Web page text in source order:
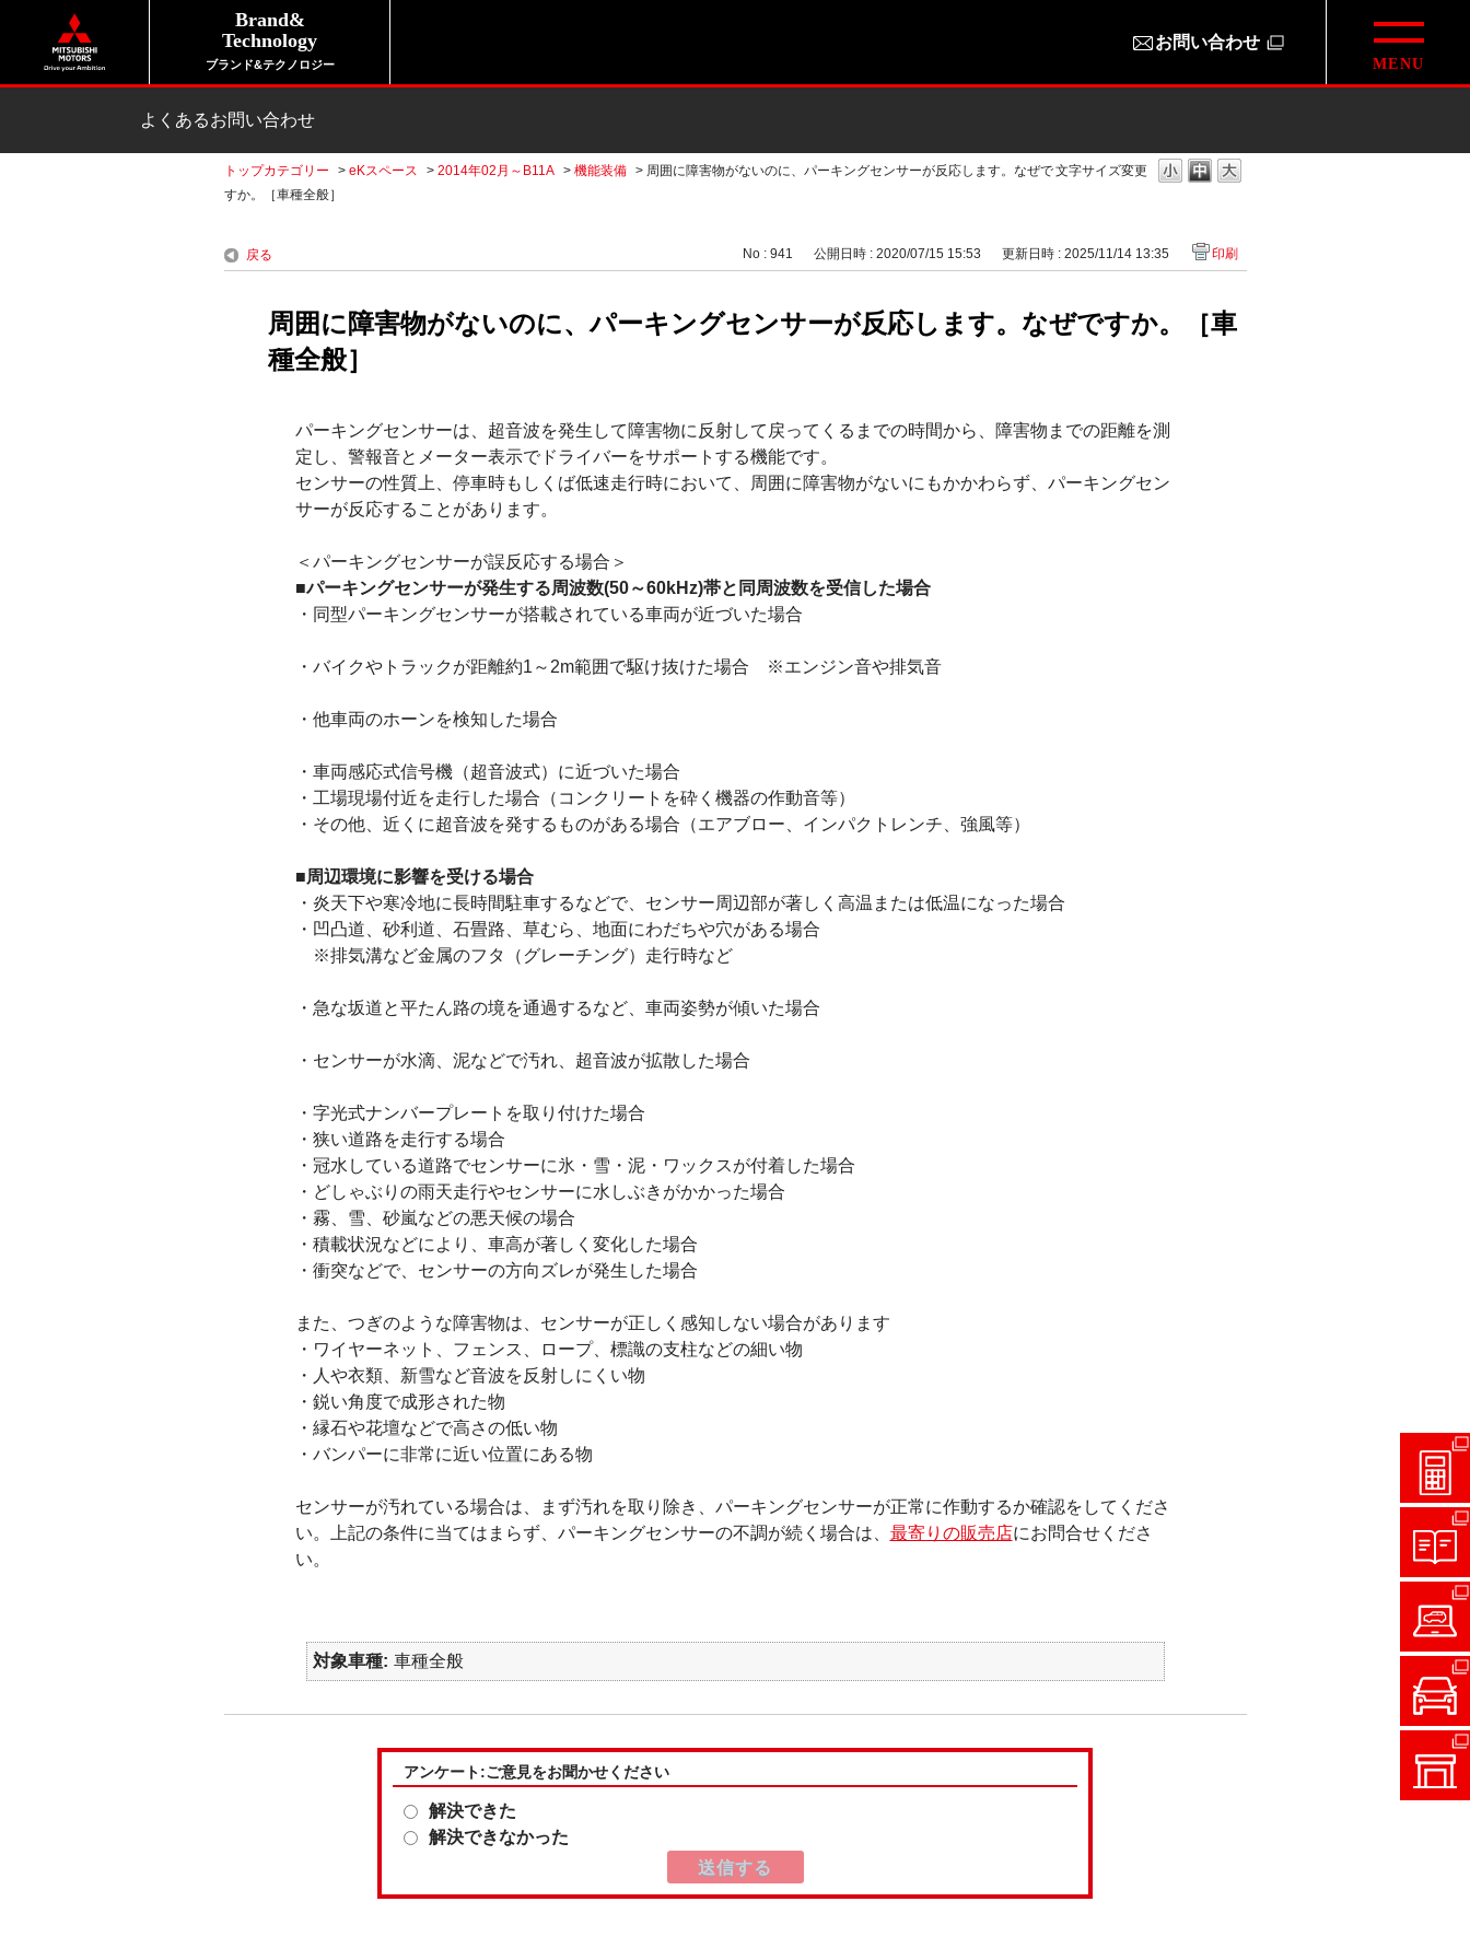
Brand&
Technology
ブランド&テクノロジー
お問い合わせ
よくあるお問い合わせ
文字サイズ変更
トップカテゴリー > eKスペース > 2014年02月～B11A > 機能装備 > 周囲に障害物がないのに、パーキングセンサーが反応します。なぜで
すか。［車種全般］
戻る No : 941 公開日時 : 2020/07/15 15:53 更新日時 : 2025/11/14 13:35 印刷
周囲に障害物がないのに、パーキングセンサーが反応します。なぜですか。［車
種全般］
パーキングセンサーは、超音波を発生して障害物に反射して戻ってくるまでの時間から、障害物までの距離を測
定し、警報音とメーター表示でドライバーをサポートする機能です。
センサーの性質上、停車時もしくば低速走行時において、周囲に障害物がないにもかかわらず、パーキングセン
サーが反応することがあります。
＜パーキングセンサーが誤反応する場合＞
■パーキングセンサーが発生する周波数(50～60kHz)帯と同周波数を受信した場合
・同型パーキングセンサーが搭載されている車両が近づいた場合
・バイクやトラックが距離約1～2m範囲で駆け抜けた場合 ※エンジン音や排気音
・他車両のホーンを検知した場合
・車両感応式信号機（超音波式）に近づいた場合
・工場現場付近を走行した場合（コンクリートを砕く機器の作動音等）
・その他、近くに超音波を発するものがある場合（エアブロー、インパクトレンチ、強風等）
■周辺環境に影響を受ける場合
・炎天下や寒冷地に長時間駐車するなどで、センサー周辺部が著しく高温または低温になった場合
・凹凸道、砂利道、石畳路、草むら、地面にわだちや穴がある場合
※排気溝など金属のフタ（グレーチング）走行時など
・急な坂道と平たん路の境を通過するなど、車両姿勢が傾いた場合
・センサーが水滴、泥などで汚れ、超音波が拡散した場合
・字光式ナンバープレートを取り付けた場合
・狭い道路を走行する場合
・冠水している道路でセンサーに氷・雪・泥・ワックスが付着した場合
・どしゃぶりの雨天走行やセンサーに水しぶきがかかった場合
・霧、雪、砂嵐などの悪天候の場合
・積載状況などにより、車高が著しく変化した場合
・衝突などで、センサーの方向ズレが発生した場合
また、つぎのような障害物は、センサーが正しく感知しない場合があります
・ワイヤーネット、フェンス、ロープ、標識の支柱などの細い物
・人や衣類、新雪など音波を反射しにくい物
・鋭い角度で成形された物
・縁石や花壇などで高さの低い物
・バンパーに非常に近い位置にある物
センサーが汚れている場合は、まず汚れを取り除き、パーキングセンサーが正常に作動するか確認をしてくださ
い。上記の条件に当てはまらず、パーキングセンサーの不調が続く場合は、 最寄りの販売店にお問合せくださ
い。
対象車種 車種全般
アンケート:ご意見をお聞かせください
解決できた
解決できなかった